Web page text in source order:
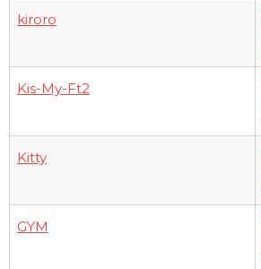
kiroro
Kis-My-Ft2
Kitty
GYM